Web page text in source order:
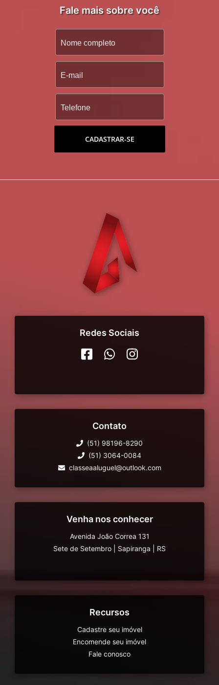
Fale mais sobre você
CADASTRAR-SE
Redes Sociais
Contato
(51) 98196-8290
(51) 3064-0084
classeaaluguel@outlook.com
Venha nos conhecer
Avenida João Correa 131
Sete de Setembro
Sapiranga RS
Recursos
Cadastre seu imóvel
Encomende seu imóvel
Fale conosco